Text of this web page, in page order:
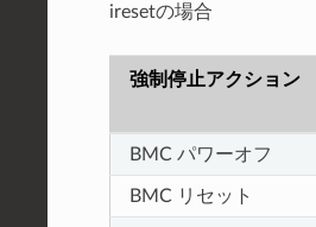
iresetの場合
強制停止アクション
BMC パワーオフ
BMC リセット